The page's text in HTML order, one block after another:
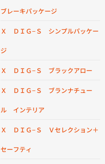
ブレーキパッケージ
Ｘ ＤＩＧ−Ｓ シンプルパッケー
ジ
Ｘ ＤＩＧ−Ｓ ブラックアロー
Ｘ ＤＩＧ−Ｓ ブランナチュー
ル インテリア
Ｘ ＤＩＧ−Ｓ Ｖセレクション＋
セーフティ